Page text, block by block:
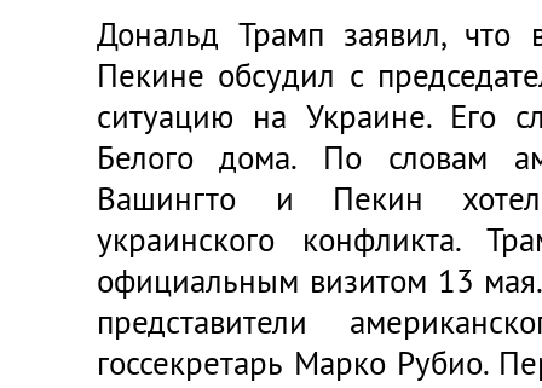
Дональд Трамп заявил, что
Пекине обсудил с
ситуацию на Украине. Его
Белого дома. По словам
Вашингто и Пекин
украинского конфликта.
официальным визитом 13
представители
госсекретарь Марко Рубио.